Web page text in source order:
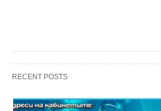
RECENT POSTS